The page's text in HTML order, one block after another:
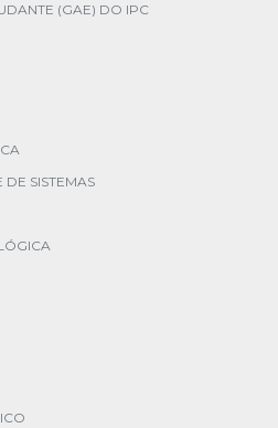
(GAE) DO IPC
SISTEMAS